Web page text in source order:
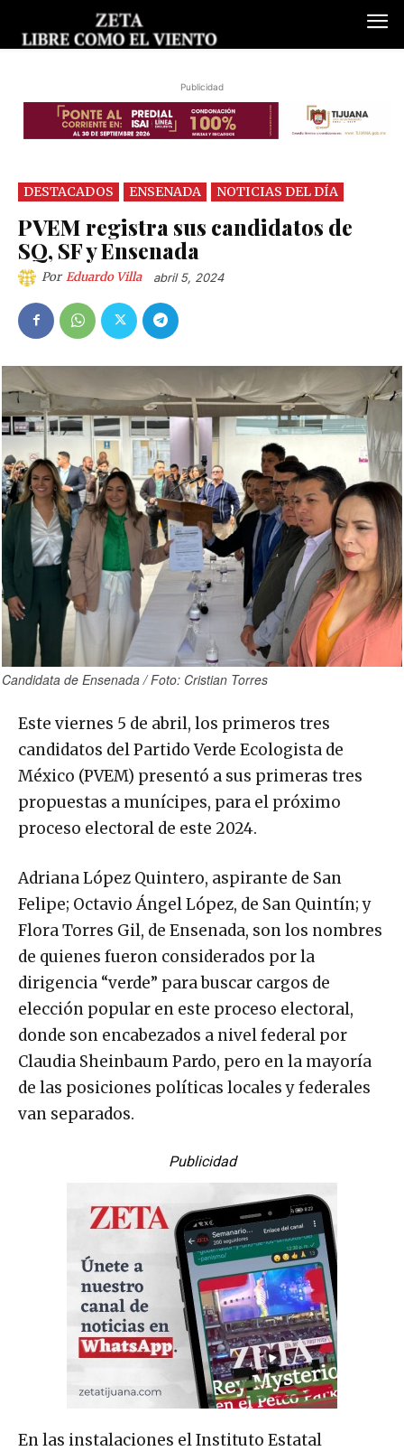
Publicidad
DESTACADOS ENSENADA NOTICIAS DEL DÍA
PVEM registra sus candidatos de
SQ, SF y Ensenada
Por Eduardo Villa abril 5, 2024
Candidata de Ensenada / Foto: Cristian Torres
Este viernes 5 de abril, los primeros tres
candidatos del Partido Verde Ecologista de
México (PVEM) presentó a sus primeras tres
propuestas a munícipes, para el próximo
proceso electoral de este 2024.
Adriana López Quintero, aspirante de San
Felipe; Octavio Ángel López, de San Quintín; y
Flora Torres Gil, de Ensenada, son los nombres
de quienes fueron considerados por la
dirigencia “verde” para buscar cargos de
elección popular en este proceso electoral,
donde son encabezados a nivel federal por
Claudia Sheinbaum Pardo, pero en la mayoría
de las posiciones políticas locales y federales
van separados.
Publicidad
En las instalaciones el Instituto Estatal